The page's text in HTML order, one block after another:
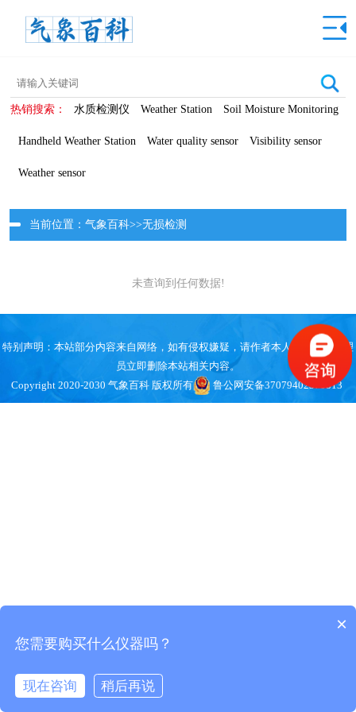
热销搜索： 水质检测仪 Weather Station Soil Moisture Monitoring
Handheld Weather Station Water quality sensor Visibility sensor
Weather sensor
当前位置： 气象百科>>无损检测
未查询到任何数据!
特别声明：本站部分内容来自网络，如有侵权嫌疑，请作者本人直接联系管理
员立即删除本站相关内容。
Copyright 2020-2030 气象百科 版权所有
鲁公网安备37079402370813
×
您需要购买什么仪器吗？
现在咨询 稍后再说
在线咨询